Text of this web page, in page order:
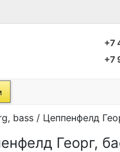
+7
+7
bass / Цеппенфелд
Георг,